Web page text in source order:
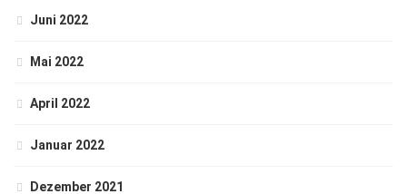
Juni 2022
Mai 2022
April 2022
Januar 2022
Dezember 2021